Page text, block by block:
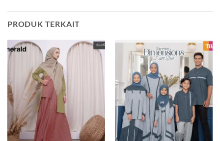
PRODUK TERKAIT